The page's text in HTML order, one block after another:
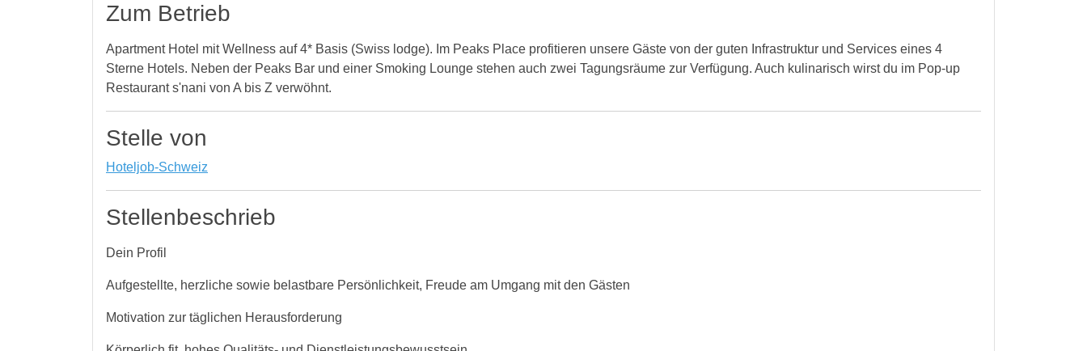
Zum Betrieb
Apartment Hotel mit Wellness auf 4* Basis (Swiss lodge). Im Peaks Place profitieren unsere Gäste von der guten Infrastruktur und Services eines 4
Sterne Hotels. Neben der Peaks Bar und einer Smoking Lounge stehen auch zwei Tagungsräume zur Verfügung. Auch kulinarisch wirst du im Pop-up
Restaurant s'nani von A bis Z verwöhnt.
Stelle von
Hoteljob-Schweiz
Stellenbeschrieb
Dein Profil
Aufgestellte, herzliche sowie belastbare Persönlichkeit, Freude am Umgang mit den Gästen
Motivation zur täglichen Herausforderung